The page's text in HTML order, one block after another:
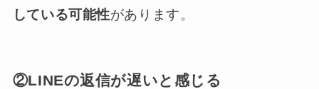
している可能性があります。
②LINEの返信が遅いと感じる